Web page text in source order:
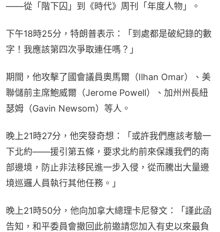
——從「階下囚」到《時代》周刊「年度人物」。
下午18時25分，特朗普表示：「到處都是破紀錄的數
字！我應該第四次爭取連任嗎？」
期間，他攻擊了國會議員奧馬爾（Ilhan Omar）、美
聯儲前主席鮑威爾（Jerome Powell）、加州州長紐
瑟姆（Gavin Newsom）等人。
晚上21時27分，他突發奇想：「或許我們應該考驗一
下北約——援引第五條，要求北約前來保護我們的南
部邊境，防止非法移民進一步入侵，從而騰出大量邊
境巡邏人員執行其他任務。」
晚上21時50分，他向加拿大總理卡尼發文：「謹此函
告知，和平委員會撤回此前邀請您加入有史以來最負